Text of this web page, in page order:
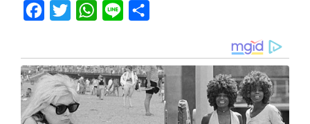
Facebook
Twitter WhatsApp
Line